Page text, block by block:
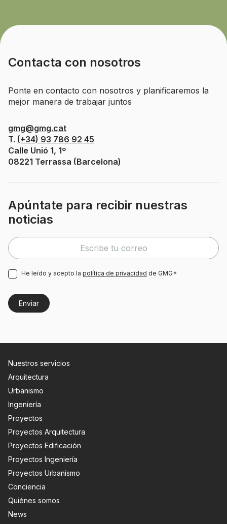
Contacta con nosotros
Ponte en contacto con nosotros y planificaremos la
mejor manera de trabajar juntos
gmg@gmg.cat
T. (+34) 93 786 92 45
Calle Unió 1, 1º
08221 Terrassa (Barcelona)
Apúntate para recibir nuestras
noticias
He leído y acepto la política de privacidad de GMG*
Nuestros servicios
Arquitectura
Urbanismo
Ingeniería
Proyectos
Proyectos Arquitectura
Proyectos Edificación
Proyectos Ingeniería
Proyectos Urbanismo
Conciencia
Quiénes somos
News